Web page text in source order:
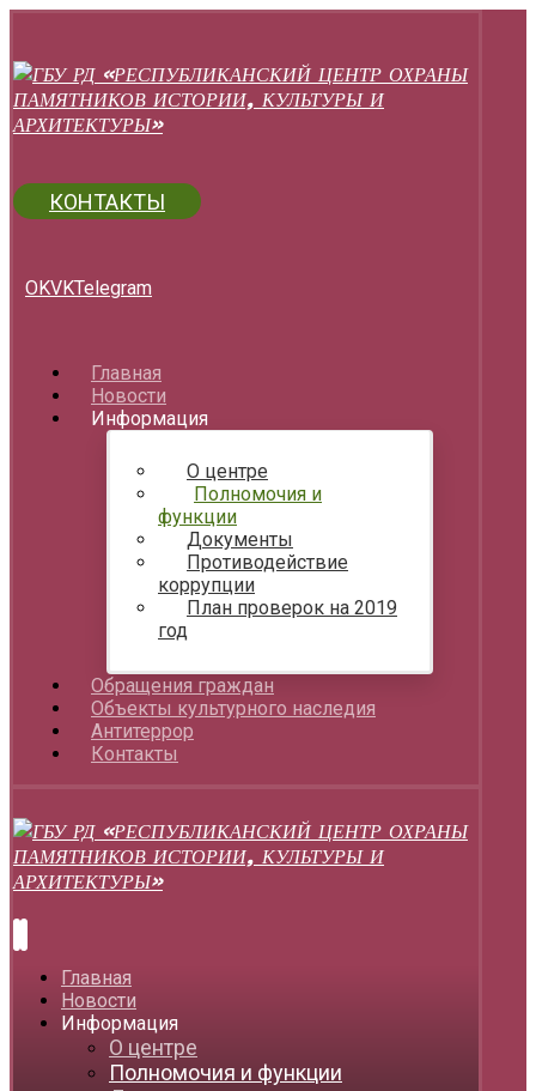
КОНТАКТЫ
OKVKTelegram
Главная
Новости
Информация
О центре
Полномочия и
функции
Документы
Противодействие
коррупции
План проверок на 2019
год
Обращения граждан
Объекты культурного наследия
Антитеррор
Контакты
Главная
Новости
Информация
О центре
Полномочия и функции